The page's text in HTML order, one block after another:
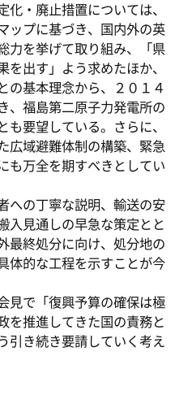
・廃止措置については、
ップに基づき、国内外の英
力を挙げて取り組み、「県
を出す」よう求めたほか、
の基本理念から、２０１４
、福島第二原子力発電所の
要望している。さらに、
広域避難体制の構築、緊急
も万全を期すべきとしてい
への丁寧な説明、輸送の安
入見通しの早急な策定とと
最終処分に向け、処分地の
体的な工程を示すことが今
見で「復興予算の確保は極
を推進してきた国の責務と
引き続き要請していく考え